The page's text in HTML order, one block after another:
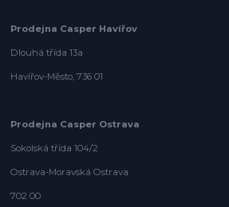
Prodejna Casper Havířov
Dlouhá třída 13a
Havířov-Město, 736 01
Prodejna Casper Ostrava
Sokolská třída 104/2
Ostrava-Moravská Ostrava
702 00